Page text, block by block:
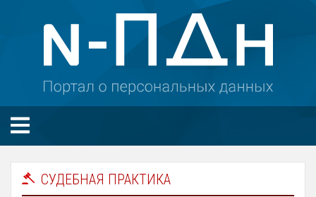
СУДЕБНАЯ ПРАКТИКА